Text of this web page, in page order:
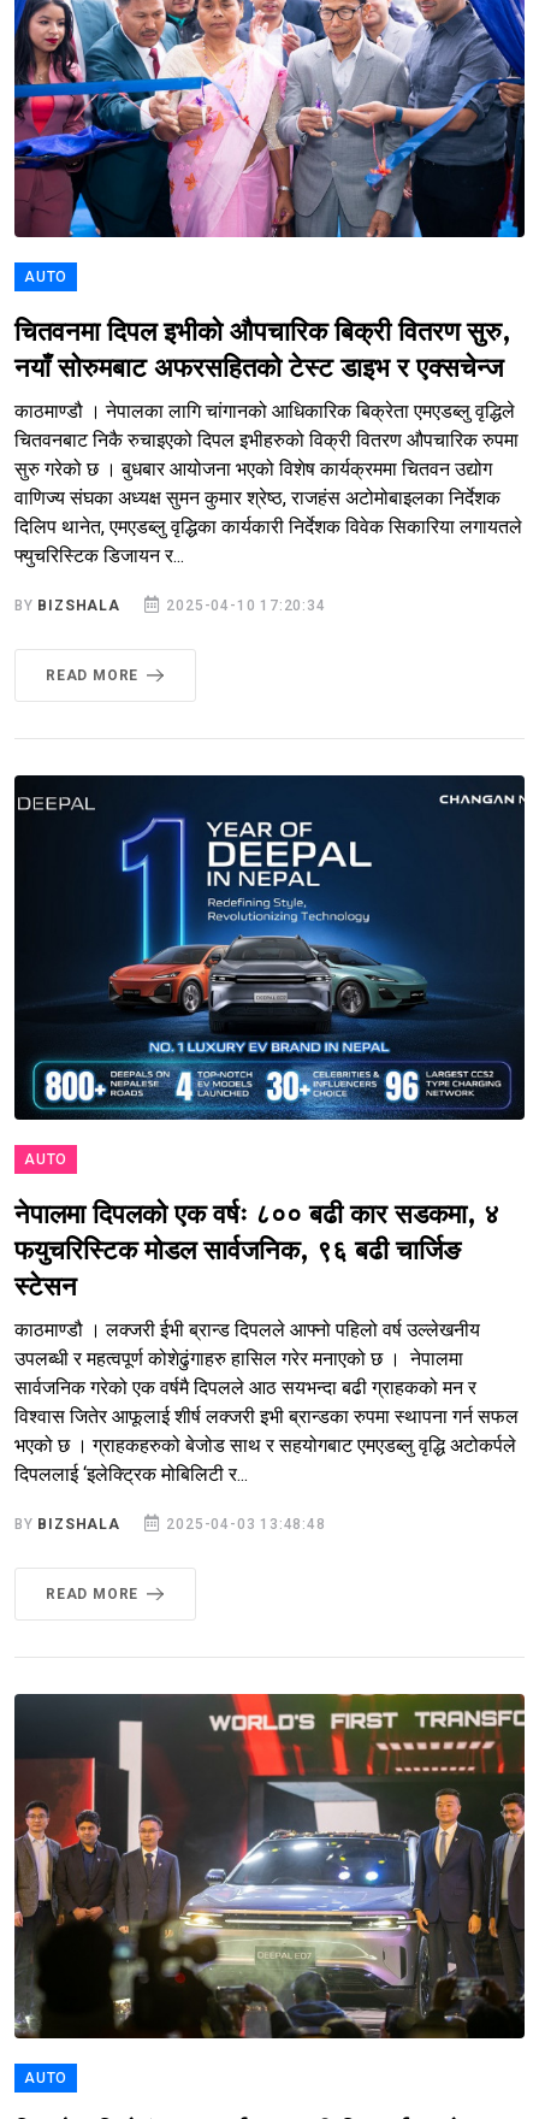
AUTO
चितवनमा दिपल इभीको औपचारिक बिक्री वितरण सुरु,
नयाँ सोरुमबाट अफरसहितको टेस्ट डाइभ र एक्सचेन्ज
काठमाण्डौ । नेपालका लागि चांगानको आधिकारिक बिक्रेता एमएडब्लु वृद्धिले
चितवनबाट निकै रुचाइएको दिपल इभीहरुको विक्री वितरण औपचारिक रुपमा
सुरु गरेको छ । बुधबार आयोजना भएको विशेष कार्यक्रममा चितवन उद्योग
वाणिज्य संघका अध्यक्ष सुमन कुमार श्रेष्ठ, राजहंस अटोमोबाइलका निर्देशक
दिलिप थानेत, एमएडब्लु वृद्धिका कार्यकारी निर्देशक विवेक सिकारिया लगायतले
फ्युचरिस्टिक डिजायन र...
BY BIZSHALA 2025-04-10 17:20:34
READ MORE
AUTO
नेपालमा दिपलको एक वर्षः ८०० बढी कार सडकमा, ४
फयुचरिस्टिक मोडल सार्वजनिक, ९६ बढी चार्जिङ
स्टेसन
काठमाण्डौ । लक्जरी ईभी ब्रान्ड दिपलले आफ्नो पहिलो वर्ष उल्लेखनीय
उपलब्धी र महत्वपूर्ण कोशेढुंगाहरु हासिल गरेर मनाएको छ । नेपालमा
सार्वजनिक गरेको एक वर्षमै दिपलले आठ सयभन्दा बढी ग्राहकको मन र
विश्वास जितेर आफूलाई शीर्ष लक्जरी इभी ब्रान्डका रुपमा स्थापना गर्न सफल
भएको छ । ग्राहकहरुको बेजोड साथ र सहयोगबाट एमएडब्लु वृद्धि अटोकर्पले
दिपललाई ‘इलेक्ट्रिक मोबिलिटी र...
BY BIZSHALA 2025-04-03 13:48:48
READ MORE
AUTO